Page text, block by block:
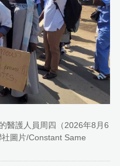
醫護人員周四（2026年8月6
圖片/Constant Same